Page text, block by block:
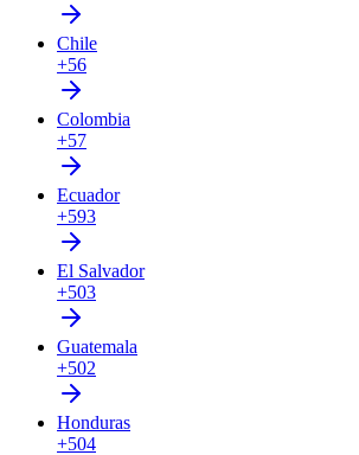
Chile
+56
Colombia
+57
Ecuador
+593
El Salvador
+503
Guatemala
+502
Honduras
+504